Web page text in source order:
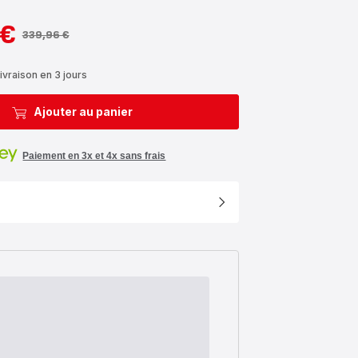
339,96 €
en 3 jours
Ajouter au panier
Paiement en 3x et 4x sans frais